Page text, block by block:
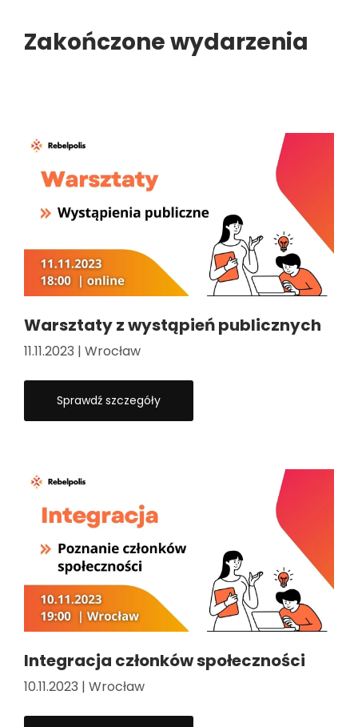
Zakończone wydarzenia
Warsztaty z wystąpień publicznych
11.11.2023 | Wrocław
Sprawdź szczegóły
Integracja członków społeczności
10.11.2023 | Wrocław